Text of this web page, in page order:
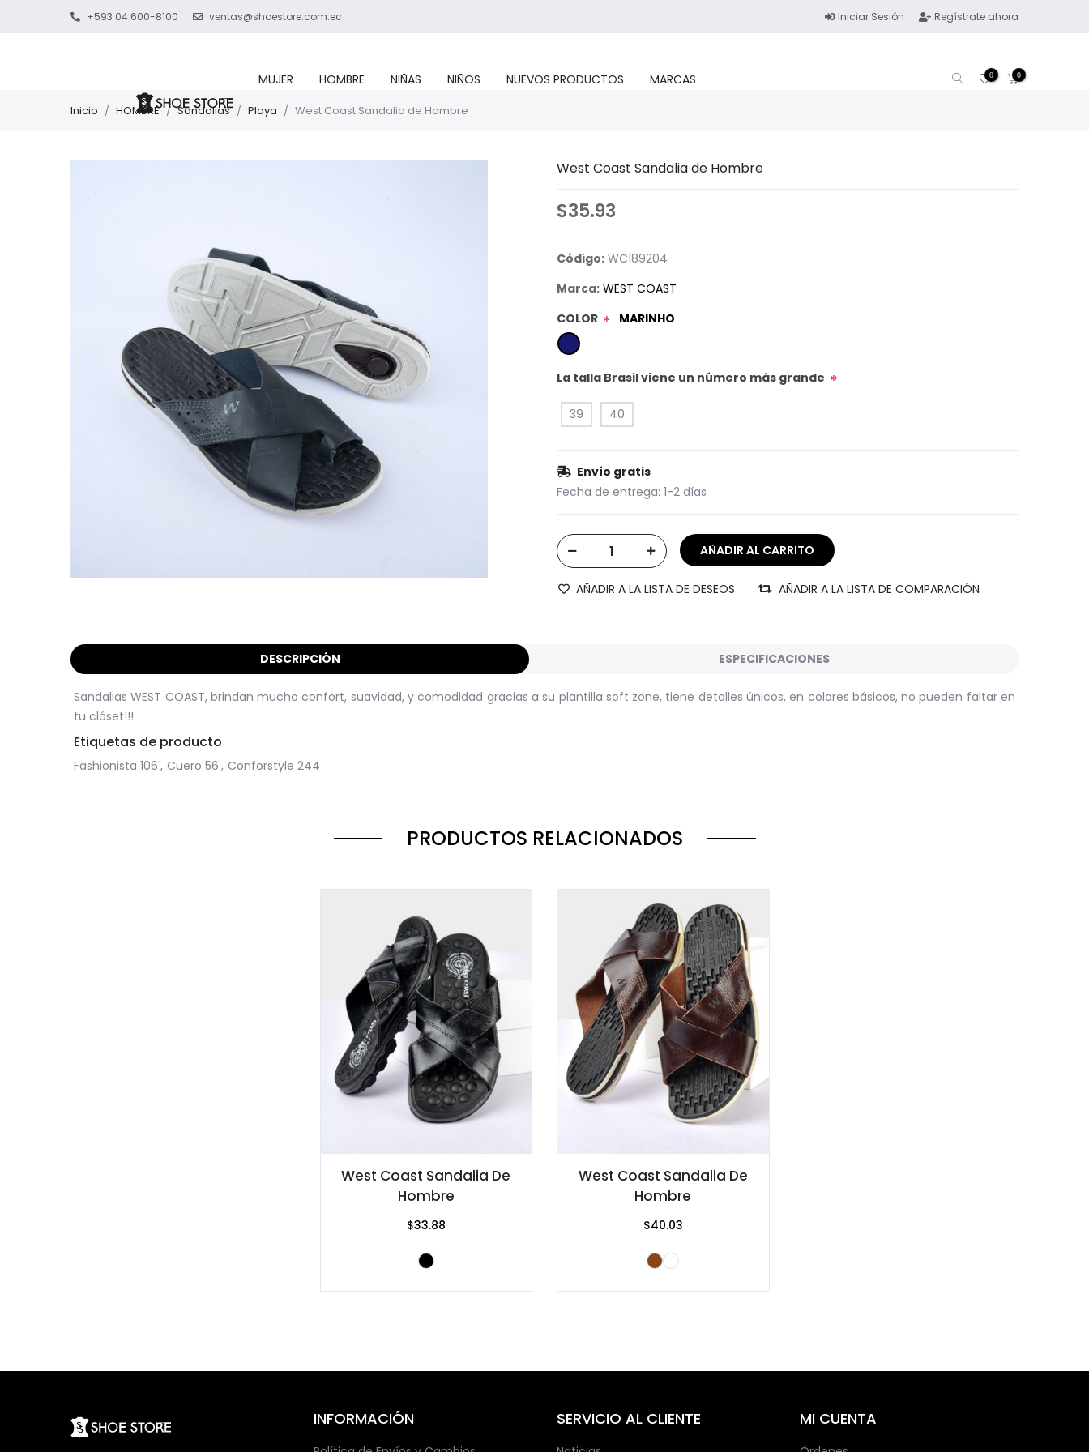
+593 04 600-8100 ventas@shoestore.com.ec Iniciar Sesión Regístrate ahora
MUJER HOMBRE NIÑAS NIÑOS NUEVOS PRODUCTOS MARCAS 0 0
Inicio / HOMBRE / Sandalias / Playa / West Coast Sandalia de Hombre
West Coast Sandalia de Hombre
$35.93
Código: WC189204
Marca: WEST COAST
COLOR * MARINHO
La talla Brasil viene un número más grande *
39 40
Envío gratis
Fecha de entrega: 1-2 días
AÑADIR A LA LISTA DE DESEOS AÑADIR A LA LISTA DE COMPARACIÓN
DESCRIPCIÓN ESPECIFICACIONES
Sandalias WEST COAST, brindan mucho confort, suavidad, y comodidad gracias a su plantilla soft zone, tiene detalles únicos, en colores básicos, no pueden faltar en
tu clóset!!!
Etiquetas de producto
Fashionista 106 , Cuero 56 , Conforstyle 244
PRODUCTOS RELACIONADOS
West Coast Sandalia De
Hombre
$33.88
West Coast Sandalia De
Hombre
$40.03
INFORMACIÓN SERVICIO AL CLIENTE MI CUENTA